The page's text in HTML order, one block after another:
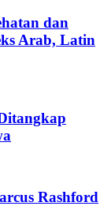
dan
Arab, Latin
Rashford